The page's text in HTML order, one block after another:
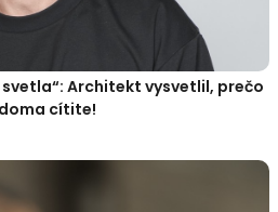
Architekt vysvetlil, prečo
cítite!